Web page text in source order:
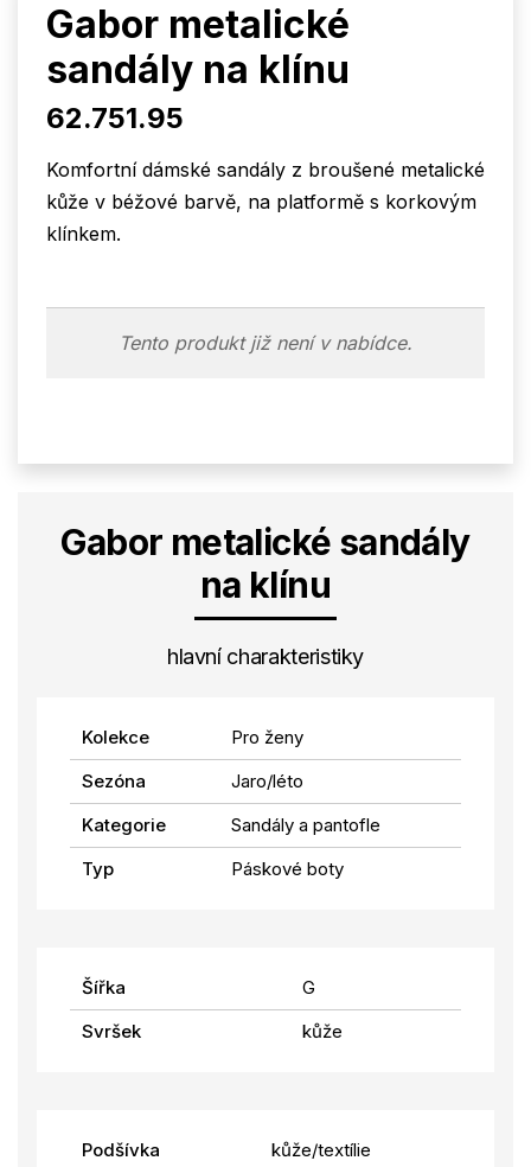
Gabor metalické
sandály na klínu
62.751.95
Komfortní dámské sandály z broušené metalické
kůže v béžové barvě, na platformě s korkovým
klínkem.
Tento produkt již není v nabídce.
Gabor metalické sandály
na klínu
hlavní charakteristiky
Kolekce
Pro ženy
Sezóna
Jaro/léto
Kategorie
Sandály a pantofle
Typ
Páskové boty
Šířka
G
Svršek
kůže
Podšívka
kůže/textílie